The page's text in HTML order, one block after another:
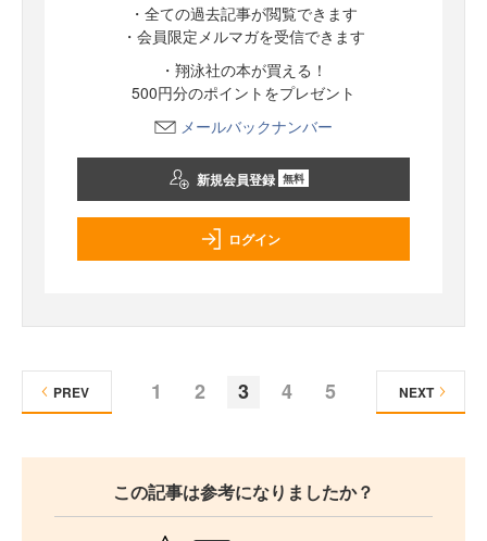
・全ての過去記事が閲覧できます
・会員限定メルマガを受信できます
・翔泳社の本が買える！
500円分のポイントをプレゼント
メールバックナンバー
新規会員登録 無料
ログイン
1 2 3 4 5
PREV NEXT
この記事は参考になりましたか？